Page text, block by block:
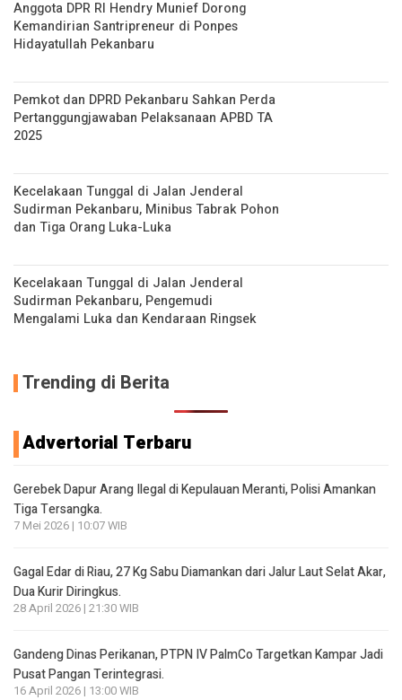
Anggota DPR RI Hendry Munief Dorong
Kemandirian Santripreneur di Ponpes
Hidayatullah Pekanbaru
Pemkot dan DPRD Pekanbaru Sahkan Perda
Pertanggungjawaban Pelaksanaan APBD TA
2025
Kecelakaan Tunggal di Jalan Jenderal
Sudirman Pekanbaru, Minibus Tabrak Pohon
dan Tiga Orang Luka-Luka
Kecelakaan Tunggal di Jalan Jenderal
Sudirman Pekanbaru, Pengemudi
Mengalami Luka dan Kendaraan Ringsek
Trending di Berita
Advertorial Terbaru
Gerebek Dapur Arang Ilegal di Kepulauan Meranti, Polisi Amankan
Tiga Tersangka.
7 Mei 2026 | 10:07 WIB
Gagal Edar di Riau, 27 Kg Sabu Diamankan dari Jalur Laut Selat Akar,
Dua Kurir Diringkus.
28 April 2026 | 21:30 WIB
Gandeng Dinas Perikanan, PTPN IV PalmCo Targetkan Kampar Jadi
Pusat Pangan Terintegrasi.
16 April 2026 | 13:00 WIB